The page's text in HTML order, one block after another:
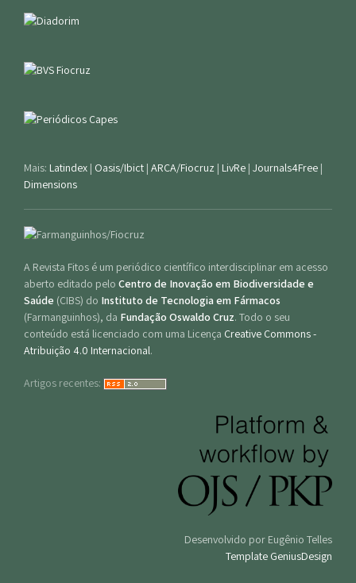
Mais: Latindex | Oasis/Ibict | ARCA/Fiocruz | LivRe | Journals4Free |
Dimensions
A Revista Fitos é um periódico científico interdisciplinar em acesso
aberto editado pelo Centro de Inovação em Biodiversidade e
Saúde (CIBS) do Instituto de Tecnologia em Fármacos
(Farmanguinhos), da Fundação Oswaldo Cruz. Todo o seu
conteúdo está licenciado com uma Licença Creative Commons -
Atribuição 4.0 Internacional.
Artigos recentes:
Desenvolvido por Eugênio Telles
Template GeniusDesign